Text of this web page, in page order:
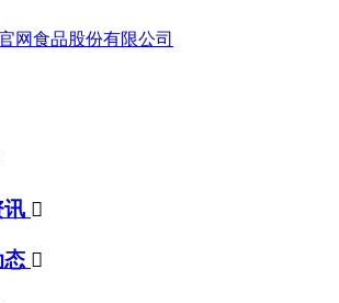
讯 
态 